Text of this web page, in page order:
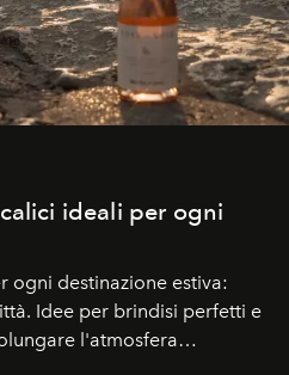
ideali per ogni
ogni destinazione estiva:
Idee per brindisi perfetti e
l'atmosfera